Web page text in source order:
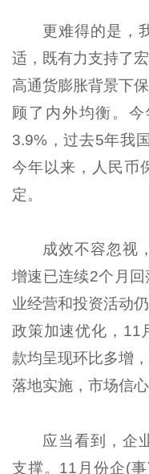
更难得的是，
适，既有力支持了
高通货膨胀背景下
顾了内外均衡。
3.9%，过去5年我
今年以来，人民币
定。
成效不容忽视
增速已连续2个月
业经营和投资活动
政策加速优化，11
款均呈现环比多增
落地实施，市场信
应当看到，企
支撑。11月份企(